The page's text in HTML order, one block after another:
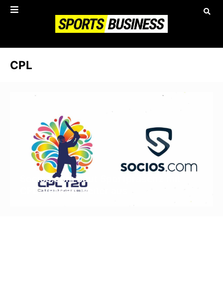
CPL
Socios.com baut Sportpräsenz mit
CPL-Vertrag weiter aus